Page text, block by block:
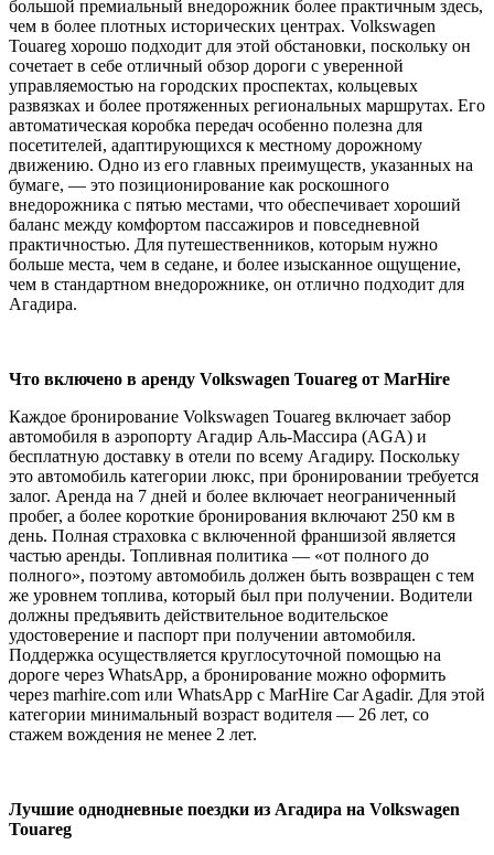
большой премиальный внедорожник более практичным здесь,
чем в более плотных исторических центрах. Volkswagen
Touareg хорошо подходит для этой обстановки, поскольку он
сочетает в себе отличный обзор дороги с уверенной
управляемостью на городских проспектах, кольцевых
развязках и более протяженных региональных маршрутах. Его
автоматическая коробка передач особенно полезна для
посетителей, адаптирующихся к местному дорожному
движению. Одно из его главных преимуществ, указанных на
бумаге, — это позиционирование как роскошного
внедорожника с пятью местами, что обеспечивает хороший
баланс между комфортом пассажиров и повседневной
практичностью. Для путешественников, которым нужно
больше места, чем в седане, и более изысканное ощущение,
чем в стандартном внедорожнике, он отлично подходит для
Агадира.
Что включено в аренду Volkswagen Touareg от MarHire
Каждое бронирование Volkswagen Touareg включает забор
автомобиля в аэропорту Агадир Аль-Массира (AGA) и
бесплатную доставку в отели по всему Агадиру. Поскольку
это автомобиль категории люкс, при бронировании требуется
залог. Аренда на 7 дней и более включает неограниченный
пробег, а более короткие бронирования включают 250 км в
день. Полная страховка с включенной франшизой является
частью аренды. Топливная политика — «от полного до
полного», поэтому автомобиль должен быть возвращен с тем
же уровнем топлива, который был при получении. Водители
должны предъявить действительное водительское
удостоверение и паспорт при получении автомобиля.
Поддержка осуществляется круглосуточной помощью на
дороге через WhatsApp, а бронирование можно оформить
через marhire.com или WhatsApp с MarHire Car Agadir. Для этой
категории минимальный возраст водителя — 26 лет, со
стажем вождения не менее 2 лет.
Лучшие однодневные поездки из Агадира на Volkswagen
Touareg